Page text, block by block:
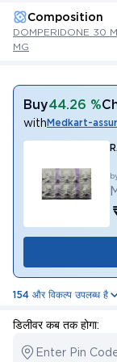
Composition
DOMPERIDONE 30
MG
Buy44.26 %
withMedkart-
154 और विकल्प उपलब्ध है
डिलीवर कब तक होगा:
Enter Pin